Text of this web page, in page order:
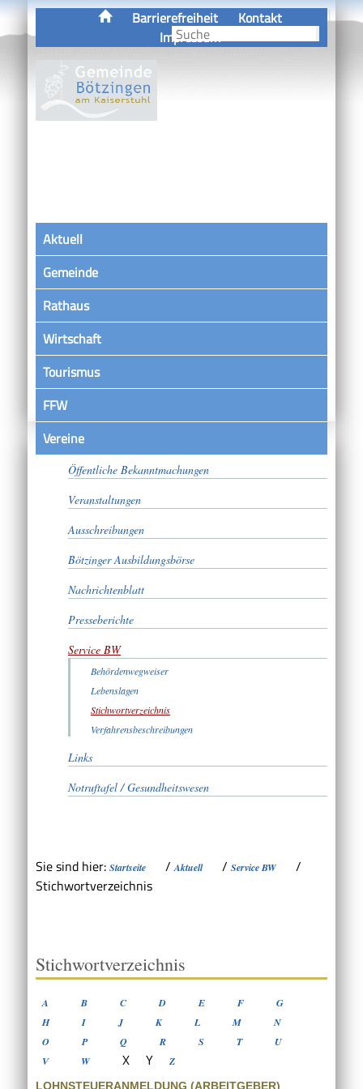
Barrierefreiheit
Kontakt
Impressum
Aktuell
Gemeinde
Rathaus
Wirtschaft
Tourismus
FFW
VereineSatzungen
Öffentliche Bekanntmachungen
Veranstaltungen
Ausschreibungen
Bötzinger Ausbildungsbörse
Nachrichtenblatt
Presseberichte
Service BW
Behördenwegweiser
Lebenslagen
Stichwortverzeichnis
Verfahrensbeschreibungen
Links
Notruftafel / Gesundheitswesen
Sie sind hier: Startseite /Aktuell / Service BW
/
Stichwortverzeichnis
Stichwortverzeichnis
A B C D E F
G
H
I J K L M
N
O
P Q R S T
U
V
W X Y Z
LOHNSTEUERANMELDUNG (ARBEITGEBER)